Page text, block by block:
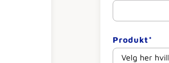
Produkt*